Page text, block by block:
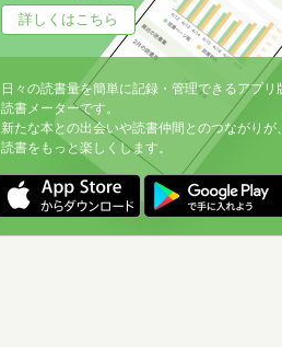
詳しくはこちら
日々の読書量を簡単に記録・管理できるアプリ
読書メーターです。
新たな本との出会いや読書仲間とのつながりが
読書をもっと楽しくします。